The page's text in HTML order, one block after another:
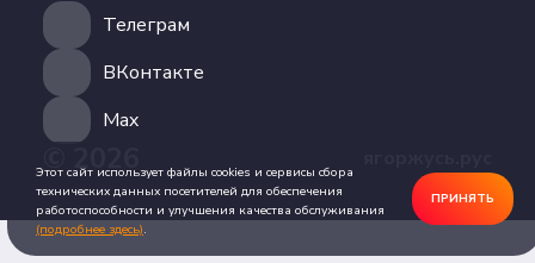
Телеграм
ВКонтакте
Max
© 2026
Телеграм
ВКонтакте
Max
Этот сайт использует файлы cookies и сервисы сбора
технических данных посетителей для обеспечения
работоспособности и улучшения качества обслуживания
(подробнее здесь).
ПРИНЯТЬ